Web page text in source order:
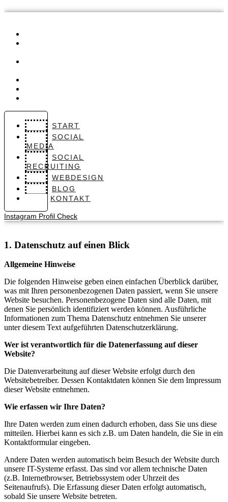
START
SOCIAL
MEDIA
SOCIAL
RECRUITING
WEBDESIGN
BLOG
KONTAKT
Instagram Profil Check
1. Datenschutz auf einen Blick
Allgemeine Hinweise
Die folgenden Hinweise geben einen einfachen Überblick darüber,
was mit Ihren personenbezogenen Daten passiert, wenn Sie unsere
Website besuchen. Personenbezogene Daten sind alle Daten, mit
denen Sie persönlich identifiziert werden können. Ausführliche
Informationen zum Thema Datenschutz entnehmen Sie unserer
unter diesem Text aufgeführten Datenschutzerklärung.
Wer ist verantwortlich für die Datenerfassung auf dieser
Website?
Die Datenverarbeitung auf dieser Website erfolgt durch den
Websitebetreiber. Dessen Kontaktdaten können Sie dem Impressum
dieser Website entnehmen.
Wie erfassen wir Ihre Daten?
Ihre Daten werden zum einen dadurch erhoben, dass Sie uns diese
mitteilen. Hierbei kann es sich z.B. um Daten handeln, die Sie in ein
Kontaktformular eingeben.
Andere Daten werden automatisch beim Besuch der Website durch
unsere IT-Systeme erfasst. Das sind vor allem technische Daten
(z.B. Internetbrowser, Betriebssystem oder Uhrzeit des
Seitenaufrufs). Die Erfassung dieser Daten erfolgt automatisch,
sobald Sie unsere Website betreten.